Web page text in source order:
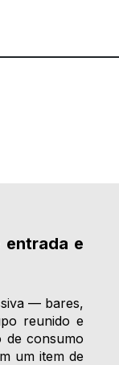
e
— bares,
reunido e
de consumo
um item de